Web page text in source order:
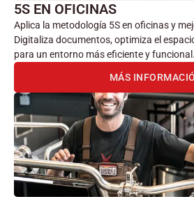
5S EN OFICINAS
Aplica la metodología 5S en oficinas y
Digitaliza documentos, optimiza el
para un entorno más eficiente y funcional.
MÁS